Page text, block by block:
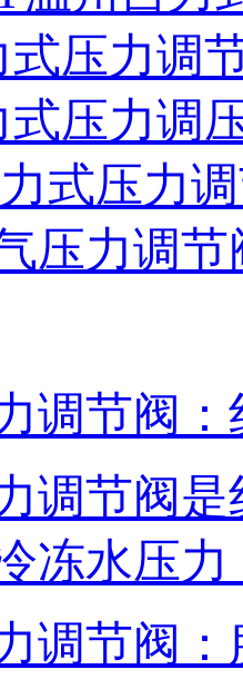
式压力调
式压力调
式压力
压力调节
调节阀
调节阀
冻水压
调节阀